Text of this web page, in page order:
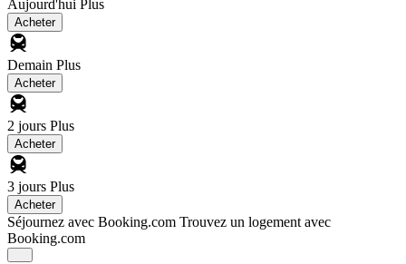
Aujourd'hui Plus
Acheter
Demain Plus
Acheter
2 jours Plus
Acheter
3 jours Plus
Acheter
Séjournez avec Booking.com Trouvez un logement avec
Booking.com